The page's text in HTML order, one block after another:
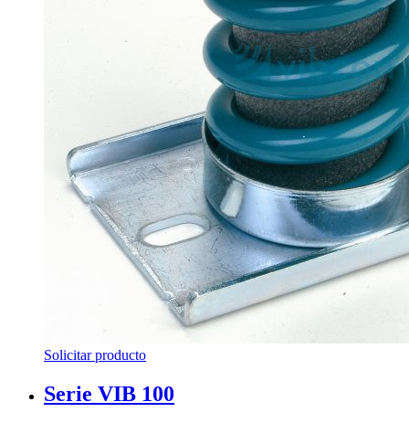
Solicitar producto
Serie VIB 100